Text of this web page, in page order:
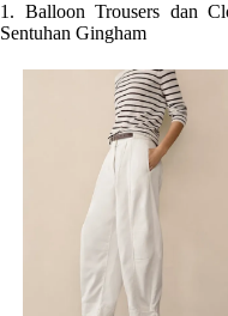
1. Balloon Trousers dan
Sentuhan Gingham